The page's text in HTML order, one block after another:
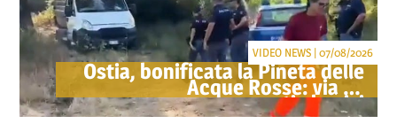
Ostia, bonificata la Pineta delle
Acque Rosse: via gli
accampamenti abusivi
VIDEO NEWS | 07/08/2026